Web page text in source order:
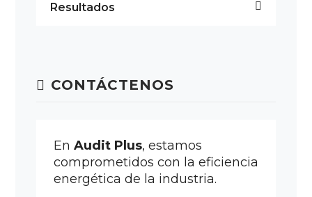
Resultados
CONTÁCTENOS
En Audit Plus, estamos
comprometidos con la eficiencia
energética de la industria.